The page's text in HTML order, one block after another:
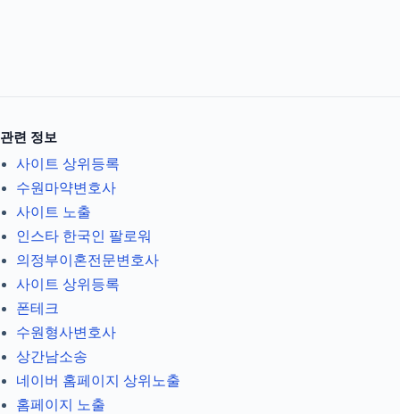
관련 정보
사이트 상위등록
수원마약변호사
사이트 노출
인스타 한국인 팔로워
의정부이혼전문변호사
사이트 상위등록
폰테크
수원형사변호사
상간남소송
네이버 홈페이지 상위노출
홈페이지 노출